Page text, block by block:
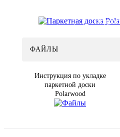
ФАЙЛЫ
Инструкция по укладке
паркетной доски
Polarwood